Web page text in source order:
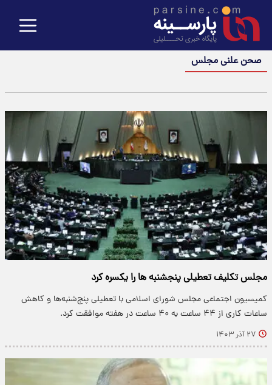
صحن علنی مجلس
مجلس تکلیف تعطیلی پنجشنبه ها را یکسره کرد
کمیسیون اجتماعی مجلس شورای اسلامی با تعطیلی پنج‌شنبه‌ها و کاهش
ساعات کاری از ۴۴ ساعت به ۴۰ ساعت در هفته موافقت کرد.
۲۷ آذر ۱۴۰۳